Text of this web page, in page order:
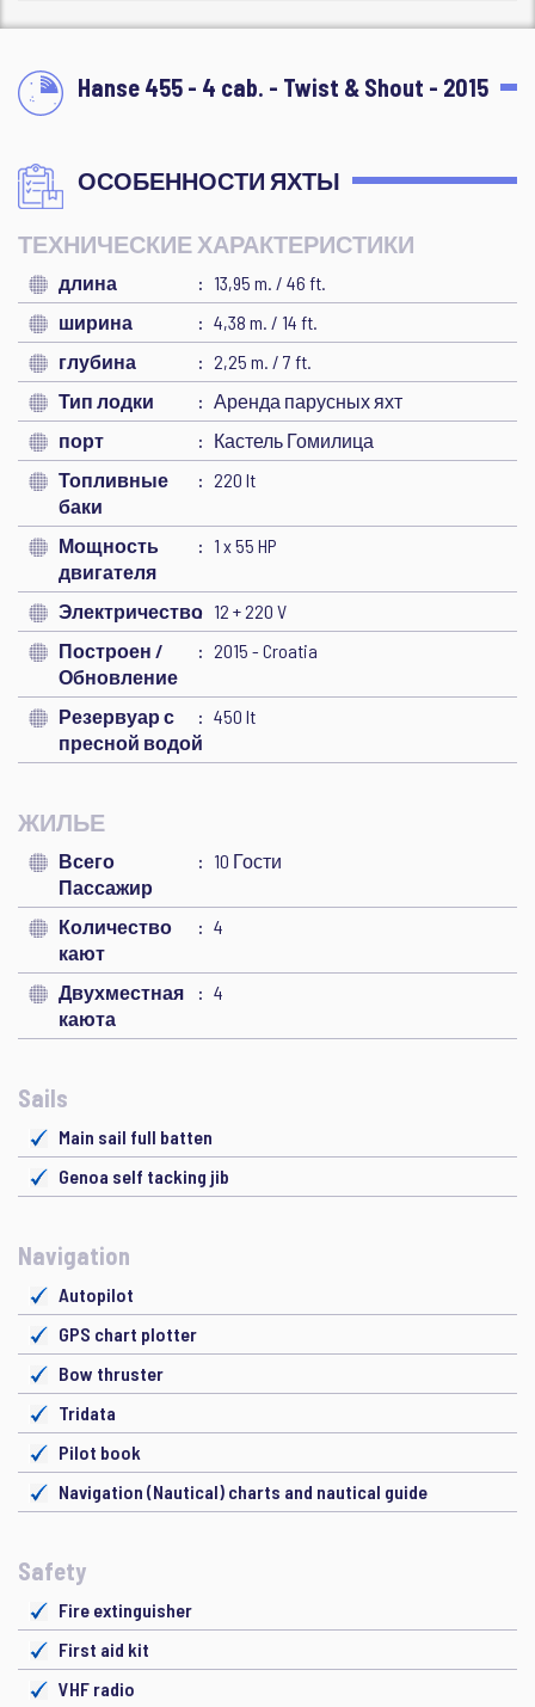
Hanse 455 - 4 cab. - Twist & Shout - 2015
ОСОБЕННОСТИ ЯХТЫ
ТЕХНИЧЕСКИЕ ХАРАКТЕРИСТИКИ
длина
13,95 m. / 46 ft.
ширина
4,38 m. / 14 ft.
глубина
2,25 m. / 7 ft.
Тип лодки
Аренда парусных яхт
порт
Кастель Гомилица
Топливные
баки
220 lt
Мощность
двигателя
1 x 55 HP
Электричество 12 + 220 V
Построен /
Обновление
2015 - Croatia
Резервуар с
пресной водой
450 lt
ЖИЛЬЕ
Всего
Пассажир
10 Гости
Количество
кают
4
Двухместная
каюта
4
Sails
Main sail full batten
Genoa self tacking jib
Navigation
Autopilot
GPS chart plotter
Bow thruster
Tridata
Pilot book
Navigation (Nautical) charts and nautical guide
Safety
Fire extinguisher
First aid kit
VHF radio